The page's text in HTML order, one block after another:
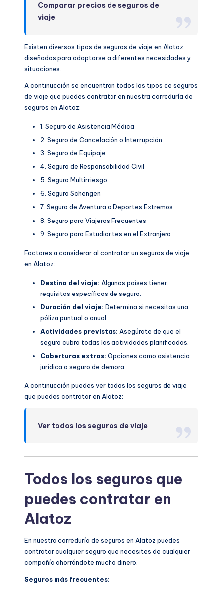
Comparar precios de seguros de
viaje
Existen diversos tipos de seguros de viaje en Alatoz
diseñados para adaptarse a diferentes necesidades y
situaciones.
A continuación se encuentran todos los tipos de seguros
de viaje que puedes contratar en nuestra correduría de
seguros en Alatoz:
1. Seguro de Asistencia Médica
2. Seguro de Cancelación o Interrupción
3. Seguro de Equipaje
4. Seguro de Responsabilidad Civil
5. Seguro Multirriesgo
6. Seguro Schengen
7. Seguro de Aventura o Deportes Extremos
8. Seguro para Viajeros Frecuentes
9. Seguro para Estudiantes en el Extranjero
Factores a considerar al contratar un seguros de viaje
en Alatoz:
Destino del viaje: Algunos países tienen
requisitos específicos de seguro.
Duración del viaje: Determina si necesitas una
póliza puntual o anual.
Actividades previstas: Asegúrate de que el
seguro cubra todas las actividades planificadas.
Coberturas extras: Opciones como asistencia
jurídica o seguro de demora.
A continuación puedes ver todos los seguros de viaje
que puedes contratar en Alatoz:
Ver todos los seguros de viaje
Todos los seguros que
puedes contratar en
Alatoz
En nuestra correduría de seguros en Alatoz puedes
contratar cualquier seguro que necesites de cualquier
compañía ahorrándote mucho dinero.
Seguros más frecuentes: